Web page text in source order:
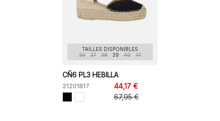
TAILLES DISPONIBLES
36
37 38 39 40 41
CÑ6 PL3 HEBILLA
21201817
44,17 €
67,95 €